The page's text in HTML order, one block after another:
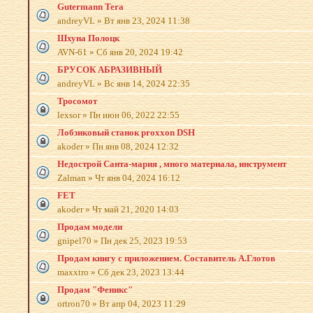
Gutermann Tera
andreyVL»Вт янв 23, 2024 11:38
Шхуна Полоцк
AVN-61»Сб янв 20, 2024 19:42
БРУСОК АБРАЗИВНЫЙ
andreyVL»Вс янв 14, 2024 22:35
Тросомот
lexsor»Пн июн 06, 2022 22:55
Лобзиковый станок proxxon DSH
akoder»Пн янв 08, 2024 12:32
Недострой Санта-мария , много материала, инструмент
Zalman»Чт янв 04, 2024 16:12
FET
akoder»Чт май 21, 2020 14:03
Продам модели
gnipel70»Пн дек 25, 2023 19:53
Продам книгу с приложением. Составитель А.Глотов
maxxtro»Сб дек 23, 2023 13:44
Продам "Феникс"
ortron70»Вт апр 04, 2023 11:29